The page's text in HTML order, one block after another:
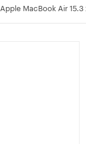
Apple MacBook Air